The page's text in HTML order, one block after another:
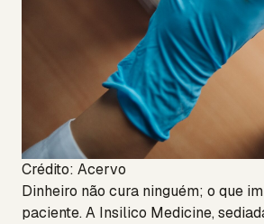
Crédito: Acervo
Dinheiro não cura ninguém; o que
paciente. A Insilico Medicine,